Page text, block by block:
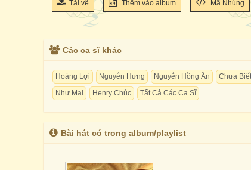
Tải về Thêm vào album Mã Nhúng
Các ca sĩ khác
Hoàng Lợi Nguyễn Hưng Nguyễn Hồng Ân Chưa
Như Mai
Henry Chúc Tất Cả Các Ca Sĩ
Bài hát có trong album/playlist